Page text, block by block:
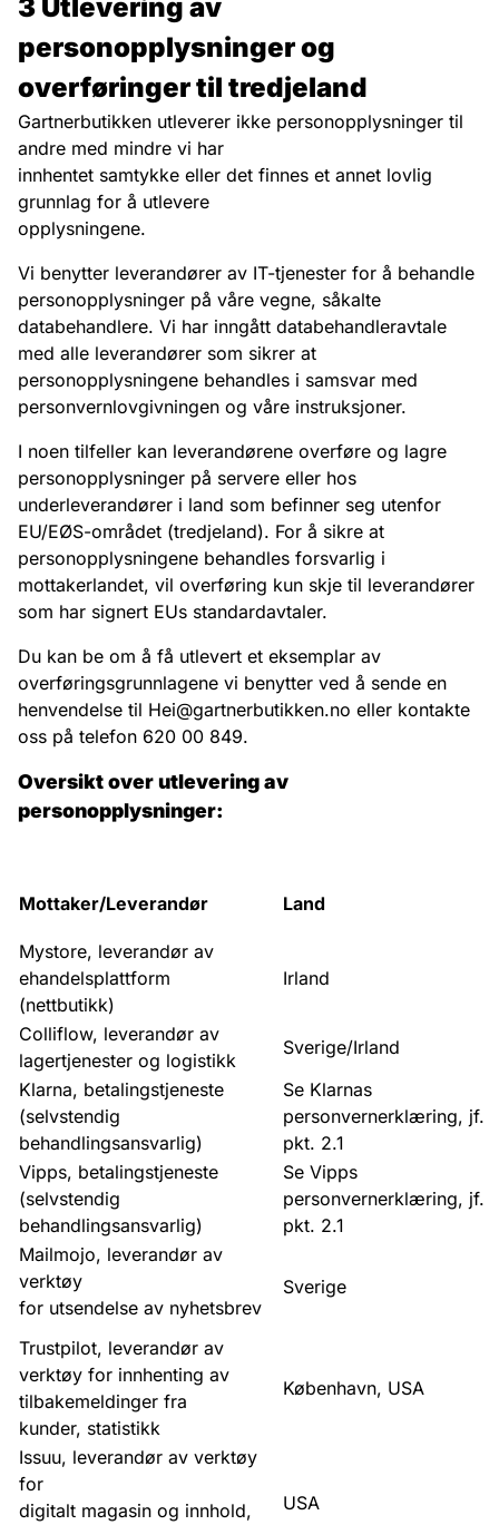
3 Utlevering av
personopplysninger og
overføringer til tredjeland
Gartnerbutikken utleverer ikke personopplysninger til
andre med mindre vi har
innhentet samtykke eller det finnes et annet lovlig
grunnlag for å utlevere
opplysningene.
Vi benytter leverandører av IT-tjenester for å behandle
personopplysninger på våre vegne, såkalte
databehandlere. Vi har inngått databehandleravtale
med alle leverandører som sikrer at
personopplysningene behandles i samsvar med
personvernlovgivningen og våre instruksjoner.
I noen tilfeller kan leverandørene overføre og lagre
personopplysninger på servere eller hos
underleverandører i land som befinner seg utenfor
EU/EØS-området (tredjeland). For å sikre at
personopplysningene behandles forsvarlig i
mottakerlandet, vil overføring kun skje til leverandører
som har signert EUs standardavtaler.
Du kan be om å få utlevert et eksemplar av
overføringsgrunnlagene vi benytter ved å sende en
henvendelse til Hei@gartnerbutikken.no eller kontakte
oss på telefon 620 00 849.
Oversikt over utlevering av
personopplysninger:
Mottaker/Leverandør Land
Mystore, leverandør av
ehandelsplattform
(nettbutikk)
Irland
Colliflow, leverandør av
lagertjenester og logistikk
Sverige/Irland
Klarna, betalingstjeneste
(selvstendig
behandlingsansvarlig)
Se Klarnas
personvernerklæring, jf.
pkt. 2.1
Vipps, betalingstjeneste
(selvstendig
behandlingsansvarlig)
Se Vipps
personvernerklæring, jf.
pkt. 2.1
Mailmojo, leverandør av
verktøy
for utsendelse av nyhetsbrev
Sverige
Trustpilot, leverandør av
verktøy for innhenting av
tilbakemeldinger fra
kunder, statistikk
København, USA
Issuu, leverandør av verktøy
for
digitalt magasin og innhold,
USA